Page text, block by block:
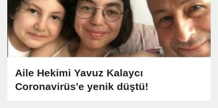
Aile Hekimi Yavuz Kalaycı
Coronavirüs'e yenik düştü!